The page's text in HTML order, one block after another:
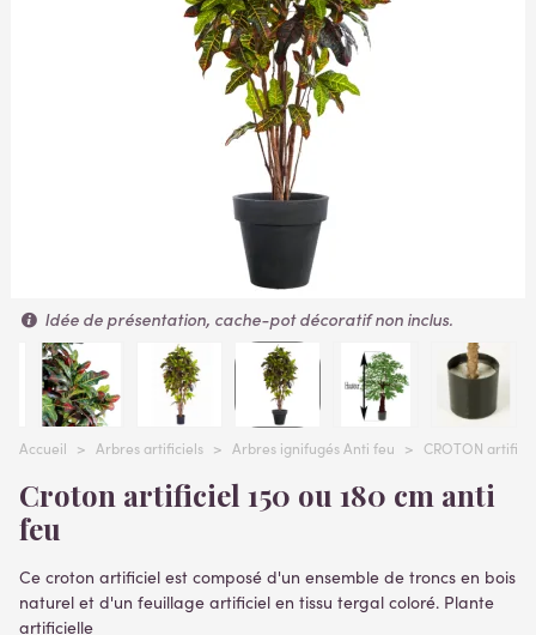
Idée de présentation, cache-pot décoratif non inclus.
Accueil > Arbres artificiels > Arbres ignifugés Anti feu > CROTON
Croton artificiel 150 ou 180 cm anti
feu
Ce croton artificiel est composé d'un ensemble de troncs en bois
naturel et d'un feuillage artificiel en tissu tergal coloré. Plante
artificielle